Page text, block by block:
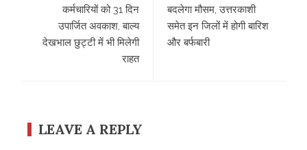
कर्मचारियों को 31 दिन
उपार्जित अवकाश, बाल्य
देखभाल छुट्टी में भी मिलेगी
राहत
बदलेगा मौसम, उत्तरकाशी
समेत इन जिलों में होगी बारिश
और बर्फबारी
LEAVE A REPLY